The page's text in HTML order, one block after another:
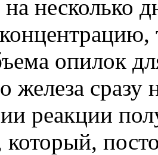
несколько
опилок
железа
реакции
который,